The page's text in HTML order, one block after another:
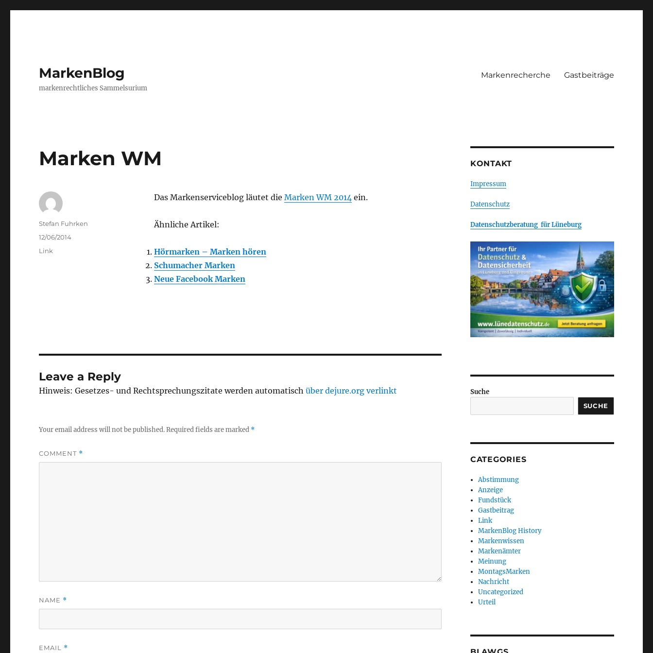
MarkenBlog
markenrechtliches Sammelsurium
Markenrecherche Gastbeiträge
Marken WM
Das Markenserviceblog läutet die Marken WM 2014ein.
Ähnliche Artikel:
Hörmarken – Marken hören
Schumacher Marken
Neue Facebook Marken
Author
Stefan Fuhrken
Posted
on
12/06/2014
Categories
Link
Leave a Reply
Hinweis: Gesetzes- und Rechtsprechungszitate werden automatischüber dejure.org verlinkt
Your email address will not be published.Required fields are marked *
COMMENT *
NAME *
EMAIL *
KONTAKT
Impressum
Datenschutz
Datenschutzberatung für Lüneburg
Suche
SUCHE
CATEGORIES
Abstimmung
Anzeige
Fundstück
Gastbeitrag
Link
MarkenBlog History
Markenwissen
Markenämter
Meinung
MontagsMarken
Nachricht
Uncategorized
Urteil